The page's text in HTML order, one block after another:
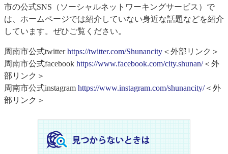
市の公式SNS（ソーシャルネットワーキングサービス）で
は、ホームページでは紹介していない身近な話題などを紹介
しています。ぜひご覧ください。
周南市公式twitterhttps://twitter.com/Shunancity ＜外部リンク＞
周南市公式facebook https://www.facebook.com/city.shunan/＜外
部リンク＞
周南市公式instagram https://www.instagram.com/shunancity/＜外
部リンク＞